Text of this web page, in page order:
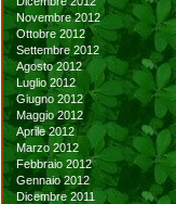
Novembre 2012
Ottobre 2012
Settembre 2012
Agosto 2012
Luglio 2012
Giugno 2012
Maggio 2012
Aprile 2012
Marzo 2012
Febbraio 2012
Gennaio 2012
Dicembre 2011